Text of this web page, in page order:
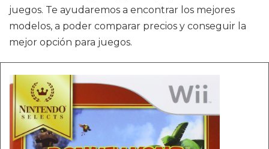
juegos. Te ayudaremos a encontrar los mejores
modelos, a poder comparar precios y conseguir la
mejor opción para juegos.